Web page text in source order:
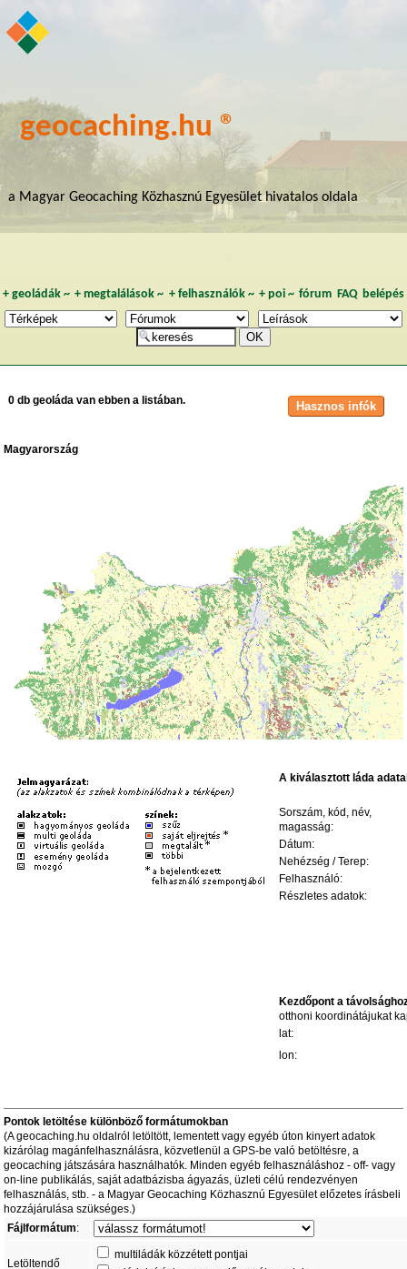
geocaching.hu ®
a Magyar Geocaching Közhasznú Egyesület hivatalos oldala
+ geoládák~ +megtalálások ~ + felhasználók~ + poi~ fórum FAQ belépés
0 db geoláda van ebben a listában.
Magyarország
A kiválasztott láda
Sorszám, kód, név,
magasság:
Dátum:
Nehézség / Terep:
Felhasználó:
Részletes adatok:
Kezdőpont a
otthoni koordinátájukat
lat:
lon:
Pontok letöltése különböző formátumokban
(A geocaching.hu oldalról letöltött, lementett vagy egyéb úton kinyert adatok
kizárólag magánfelhasználásra, közvetlenül a GPS-be való betöltésre, a
geocaching játszására használhatók. Minden egyéb felhasználáshoz - off- vagy
on-line publikálás, saját adatbázisba ágyazás, üzleti célú rendezvényen
felhasználás, stb. - a Magyar Geocaching Közhasznú Egyesület előzetes írásbeli
hozzájárulása szükséges.)
Fájlformátum:
Letöltendő
multiládák közzétett pontjai